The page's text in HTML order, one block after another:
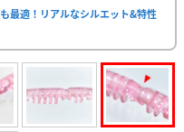
最適！リアルなシルエット&特性